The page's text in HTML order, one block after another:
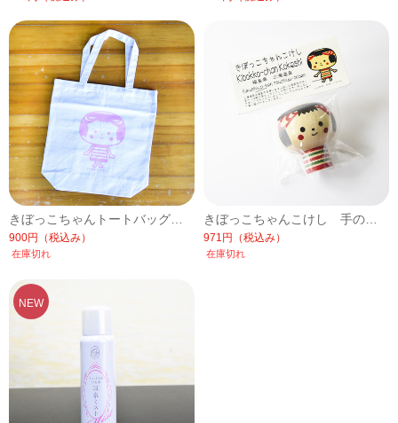
900円 （税込み）
在庫切れ
971円 （税込み）
在庫切れ